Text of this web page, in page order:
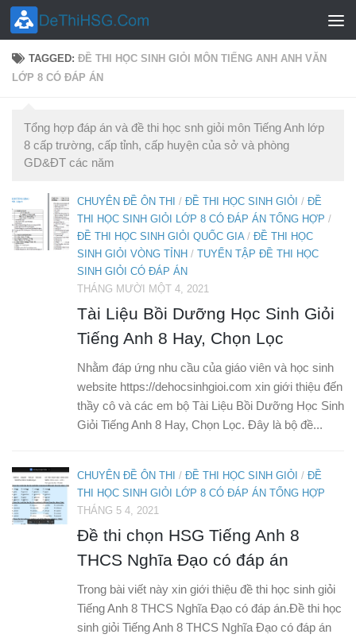
Skip to content
TAGGED:ĐỀ THI HỌC SINH GIỎI MÔN TIẾNG ANH ANH VĂN
LỚP 8 CÓ ĐÁP ÁN
Tổng hợp đáp án và đề thi học snh giỏi môn Tiếng Anh lớp
8 cấp trường, cấp tỉnh, cấp huyện của sở và phòng
GD&ĐT các năm
CHUYÊN ĐỀ ÔN THI / ĐỀ THI HỌC SINH GIỎI / ĐỀ
THI HỌC SINH GIỎI LỚP 8 CÓ ĐÁP ÁN TỔNG HỢP /
ĐỀ THI HỌC SINH GIỎI QUỐC GIA/ ĐỀ THI HỌC
SINH GIỎI VÒNG TỈNH / TUYỂN TẬP ĐỀ THI HỌC
SINH GIỎI CÓ ĐÁP ÁN
THÁNG MƯỜI MỘT 4, 2021
Tài Liệu Bồi Dưỡng Học Sinh Giỏi
Tiếng Anh 8 Hay, Chọn Lọc
Nhằm đáp ứng nhu cầu của giáo viên và học sinh
website https://dehocsinhgioi.com xin giới thiệu đến
thầy cô và các em bộ Tài Liệu Bồi Dưỡng Học Sinh
Giỏi Tiếng Anh 8 Hay, Chọn Lọc. Đây là bộ đề...
CHUYÊN ĐỀ ÔN THI / ĐỀ THI HỌC SINH GIỎI / ĐỀ
THI HỌC SINH GIỎI LỚP 8 CÓ ĐÁP ÁN TỔNG HỢP
THÁNG 5 4, 2021
Đề thi chọn HSG Tiếng Anh 8
THCS Nghĩa Đạo có đáp án
Trong bài viết này xin giới thiệu đề thi học sinh giỏi
Tiếng Anh 8 THCS Nghĩa Đạo có đáp án.Đề thi học
sinh giỏi Tiếng Anh 8 THCS Nghĩa Đạo có đáp án